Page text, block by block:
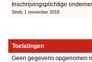
Inschrijvingsplichtige
Sinds 1 november 2018
Toelatingen
Geen gegevens opgenomen